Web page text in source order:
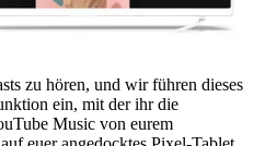
zu hören, und wir führen dieses
ein, mit der ihr die
Music von eurem